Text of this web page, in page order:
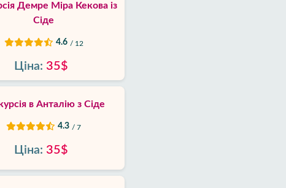
Демре Міра Кекова із
Сіде
4.6 / 12
Ціна: 35$
в Анталію з Сіде
4.3 / 7
Ціна: 35$